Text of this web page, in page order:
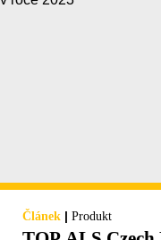
Článek | Produkt